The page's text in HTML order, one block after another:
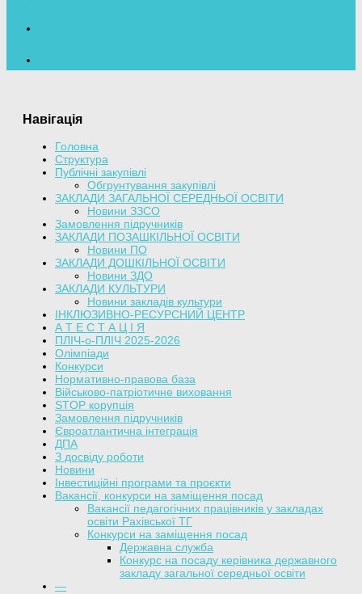
Навігація
Головна
Структура
Публічні закупівлі
Обгрунтування закупівлі
ЗАКЛАДИ ЗАГАЛЬНОЇ СЕРЕДНЬОЇ ОСВІТИ
Новини ЗЗСО
Замовлення підручників
ЗАКЛАДИ ПОЗАШКІЛЬНОЇ ОСВІТИ
Новини ПО
ЗАКЛАДИ ДОШКІЛЬНОЇ ОСВІТИ
Новини ЗДО
ЗАКЛАДИ КУЛЬТУРИ
Новини закладів культури
ІНКЛЮЗИВНО-РЕСУРСНИЙ ЦЕНТР
А Т Е С Т А Ц І Я
ПЛІЧ-о-ПЛІЧ 2025-2026
Олімпіади
Конкурси
Нормативно-правова база
Військово-патріотичне виховання
STOP корупція
Замовлення підручників
Євроатлантична інтеграція
ДПА
З досвіду роботи
Новини
Інвестиційні програми та проєкти
Вакансії, конкурси на заміщення посад
Вакансії педагогічних працівників у закладах
освіти Рахівської ТГ
Конкурси на заміщення посад
Державна служба
Конкурс на посаду керівника державного
закладу загальної середньої освіти
—